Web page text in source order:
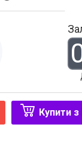
Купити з